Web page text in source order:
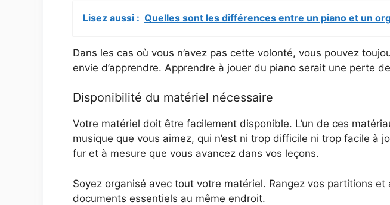
Lisez aussi : Quelles sont les différences entre un piano et un
Dans les cas où vous n’avez pas cette volonté, vous pouvez
envie d’apprendre. Apprendre à jouer du piano serait une perte
Disponibilité du matériel nécessaire
Votre matériel doit être facilement disponible. L’un de ces
musique que vous aimez, qui n’est ni trop difficile ni trop facile à
fur et à mesure que vous avancez dans vos leçons.
Soyez organisé avec tout votre matériel. Rangez vos partitions
documents essentiels au même endroit.